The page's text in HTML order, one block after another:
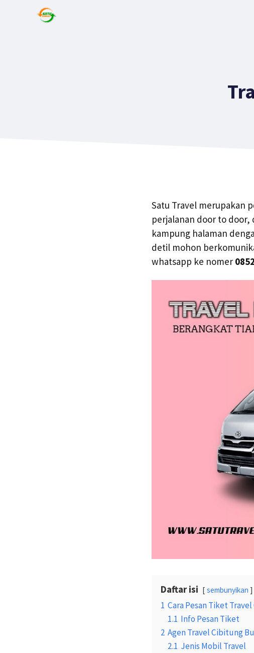
Satu Travel merupakan
perjalanan door to
kampung halaman
detil mohon
whatsapp ke nomer
Daftar isi sembunyikan
1 Cara Pesan Tiket
1.1 Info Pesan Tiket
2 Agen Travel Cibitung
2.1 Jenis Mobil Travel